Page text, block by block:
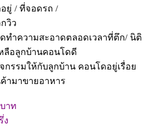
ยู่ / ที่จอดรถ /
วิว
ทำความสะอาดตลอดเวลาที่ตึก/ นิติ
ลือลูกบ้านคอนโดดี
รรมให้กับลูกบ้าน คอนโดอยู่เรื่อย
ามาขายอาหาร
าท
ง